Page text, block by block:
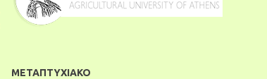
ΜΕΤΑΠΤΥΧΙΑΚΟ